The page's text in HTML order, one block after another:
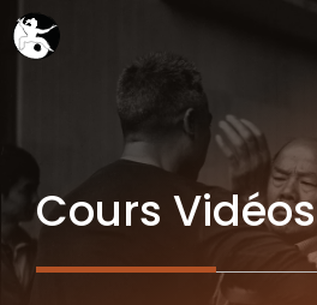
Aller
au
Cours Vidéos